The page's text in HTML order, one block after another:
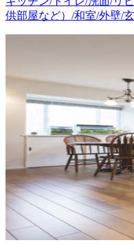
供部屋など）/和室/外壁/